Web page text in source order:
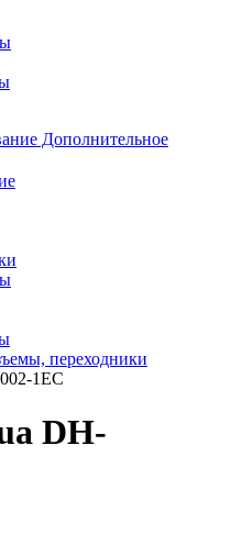
Дополнительное
переходники
1EC
DH-